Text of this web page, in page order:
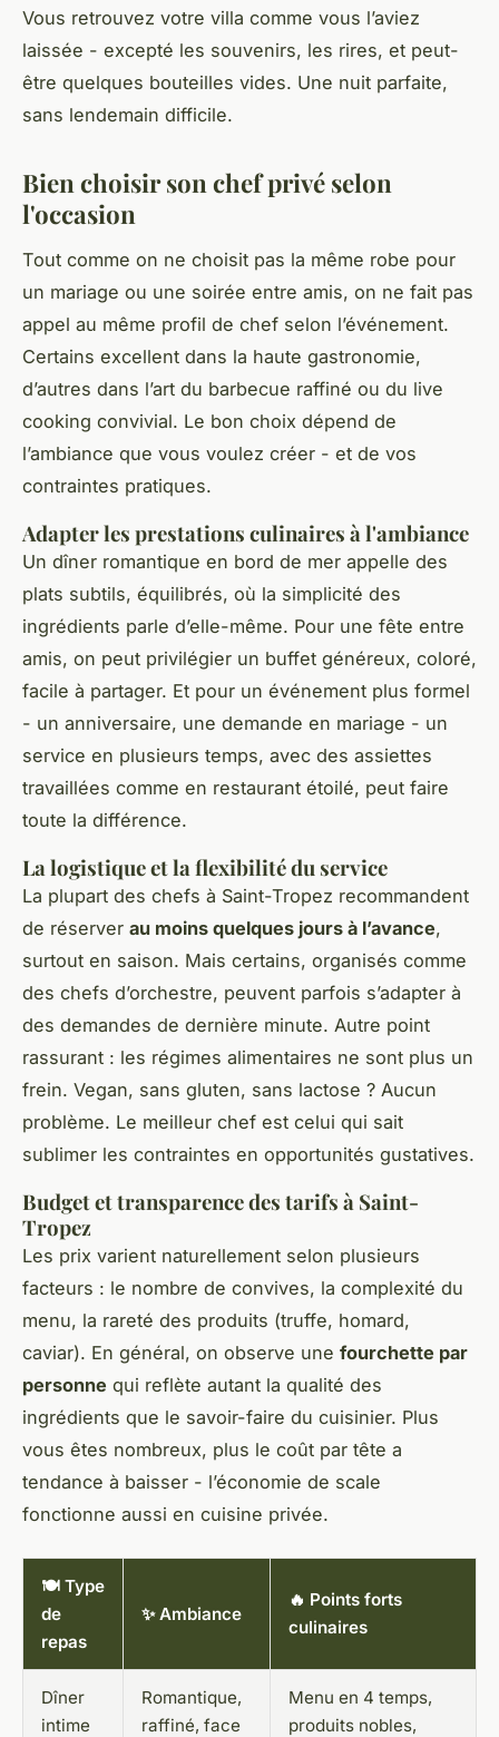
Vous retrouvez votre villa comme vous l’aviez
laissée - excepté les souvenirs, les rires, et peut-
être quelques bouteilles vides. Une nuit parfaite,
sans lendemain difficile.
Bien choisir son chef privé selon
l'occasion
Tout comme on ne choisit pas la même robe pour
un mariage ou une soirée entre amis, on ne fait pas
appel au même profil de chef selon l’événement.
Certains excellent dans la haute gastronomie,
d’autres dans l’art du barbecue raffiné ou du live
cooking convivial. Le bon choix dépend de
l’ambiance que vous voulez créer - et de vos
contraintes pratiques.
Adapter les prestations culinaires à l'ambiance
Un dîner romantique en bord de mer appelle des
plats subtils, équilibrés, où la simplicité des
ingrédients parle d’elle-même. Pour une fête entre
amis, on peut privilégier un buffet généreux, coloré,
facile à partager. Et pour un événement plus formel
- un anniversaire, une demande en mariage - un
service en plusieurs temps, avec des assiettes
travaillées comme en restaurant étoilé, peut faire
toute la différence.
La logistique et la flexibilité du service
La plupart des chefs à Saint-Tropez recommandent
de réserver au moins quelques jours à l’avance,
surtout en saison. Mais certains, organisés comme
des chefs d’orchestre, peuvent parfois s’adapter à
des demandes de dernière minute. Autre point
rassurant : les régimes alimentaires ne sont plus un
frein. Vegan, sans gluten, sans lactose ? Aucun
problème. Le meilleur chef est celui qui sait
sublimer les contraintes en opportunités gustatives.
Budget et transparence des tarifs à Saint-
Tropez
Les prix varient naturellement selon plusieurs
facteurs : le nombre de convives, la complexité du
menu, la rareté des produits (truffe, homard,
caviar). En général, on observe une fourchette par
personne qui reflète autant la qualité des
ingrédients que le savoir-faire du cuisinier. Plus
vous êtes nombreux, plus le coût par tête a
tendance à baisser - l’économie de scale
fonctionne aussi en cuisine privée.
🍽️ Type
de
repas
✨ Ambiance
🔥 Points forts
culinaires
Dîner
intime
Romantique,
raffiné, face
Menu en 4 temps,
produits nobles,